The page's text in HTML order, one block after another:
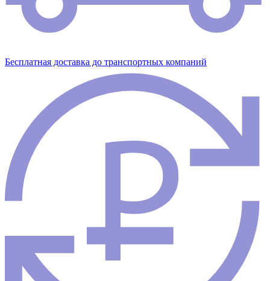
Бесплатная доставка до транспортных компаний